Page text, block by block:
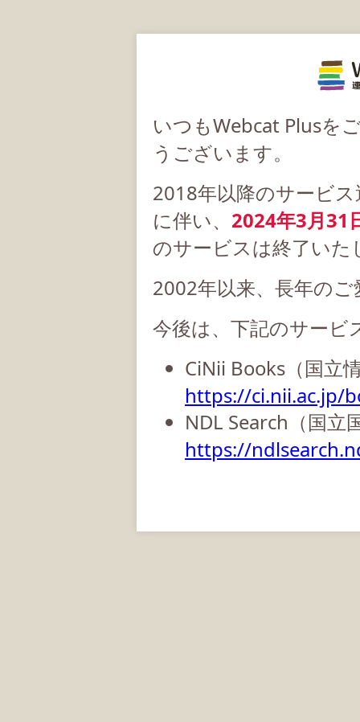
いつもWebcat Plusを
うございます。
2018年以降のサービ
に伴い、 2024年3月31
のサービスは終了いた
2002年以来、長年の
今後は、下記のサービ
CiNii Books（国立
https://ci.nii.ac.jp/
NDL Search（国立
https://